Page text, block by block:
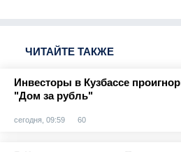
ЧИТАЙТЕ ТАКЖЕ
Инвесторы в Кузбассе
"Дом за рубль"
сегодня, 09:59 60